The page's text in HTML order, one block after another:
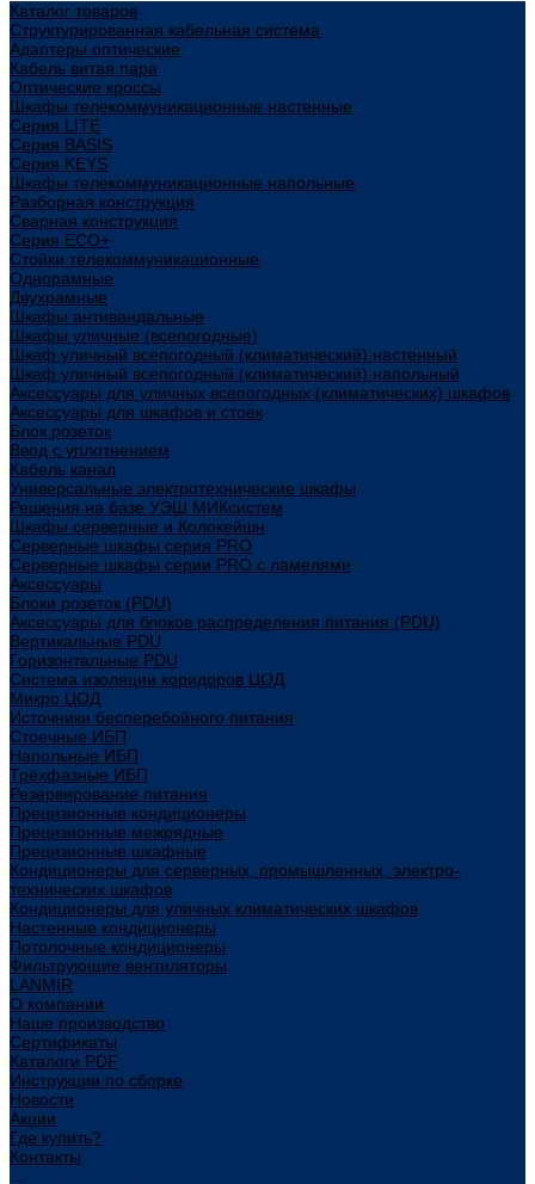
Каталог товаров
Структурированная кабельная система
Адаптеры оптические
Кабель витая пара
Оптические кроссы
Шкафы телекоммуникационные настенные
Cерия LITE
Cерия BASIS
Cерия KEYS
Шкафы телекоммуникационные напольные
Разборная конструкция
Сварная конструкция
Серия ECO+
Стойки телекоммуникационные
Однорамные
Двухрамные
Шкафы антивандальные
Шкафы уличные (всепогодные)
Шкаф уличный всепогодный (климатический) настенный
Шкаф уличный всепогодный (климатический) напольный
Аксессуары для уличных всепогодных (климатических) шкафов
Аксессуары для шкафов и стоек
Блок розеток
Ввод с уплотнением
Кабель канал
Универсальные электротехнические шкафы
Решения на базе УЭШ МИКсистем
Шкафы серверные и Колокейшн
Серверные шкафы серия PRO
Серверные шкафы серии PRO с ламелями
Аксессуары
Блоки розеток (PDU)
Аксессуары для блоков распределения питания (PDU)
Вертикальные PDU
Горизонтальные PDU
Система изоляции коридоров ЦОД
Микро ЦОД
Источники бесперебойного питания
Стоечные ИБП
Напольные ИБП
Трёхфазные ИБП
Резервирование питания
Прецизионные кондиционеры
Прецизионные межрядные
Прецизионные шкафные
Кондиционеры для серверных, промышленных, электро-
технических шкафов
Кондиционеры для уличных климатических шкафов
Настенные кондиционеры
Потолочные кондиционеры
Фильтрующие вентиляторы
LANMIR
О компании
Наше производство
Сертификаты
Каталоги PDF
Инструкции по сборке
Новости
Акции
Где купить?
Контакты